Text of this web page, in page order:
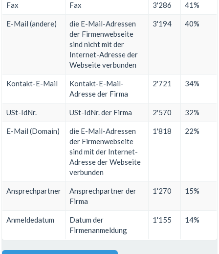
Fax Fax 3'286 41%
E-Mail (andere)
die E-Mail-Adressen
der Firmenwebseite
sind nicht mit der
Internet-Adresse der
Webseite verbunden
3'194 40%
Kontakt-E-Mail
Kontakt-E-Mail-
Adresse der Firma
2'721 34%
USt-IdNr. USt-IdNr. der Firma 2'570 32%
E-Mail (Domain)
die E-Mail-Adressen
der Firmenwebseite
sind mit der Internet-
Adresse der Webseite
verbunden
1'818 22%
Ansprechpartner
Ansprechpartner der
Firma
1'270 15%
Anmeldedatum
Datum der
Firmenanmeldung
1'155 14%